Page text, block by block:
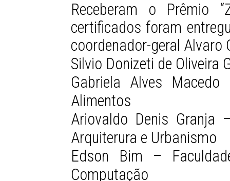
Receberam o Prêmio
certificados foram
coordenador-geral Alvaro
Silvio Donizeti de Oliveira
Gabriela Alves
Alimentos
Ariovaldo Denis Granja
Arquiterura e Urbanismo
Edson Bim –
Computação